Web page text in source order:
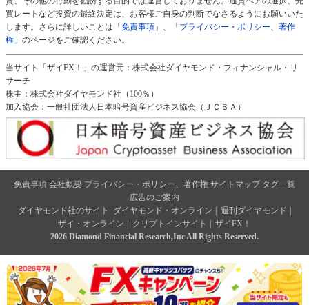
買レートなど投資の最終決定は、お客様ご自身の判断でなさるようにお願いいた
します。さらに詳しいことは 「免責事項」 、
「プライバシー・ポリシー、著作
権」 のページをご確認ください。
当サイト「ザイFX！」の運営元：株式会社ダイヤモンド・フィナンシャル・リ
サーチ
株主：株式会社ダイヤモンド社（100％）
加入協会：一般社団法人日本暗号資産ビジネス協会（ＪＣＢＡ）
免責事項 会社概要 プライバシー・ポリシー、著作権 サイトマップ タグ一覧
広告のご案内
ダイヤモンド社のサイト
ダイヤモンド・オンライン 週刊ダイヤモンド
ザイ・オンライン
クリプトインサイト
ザイFX！
2026 Diamond Financial Research,Inc All Rights Reserved.